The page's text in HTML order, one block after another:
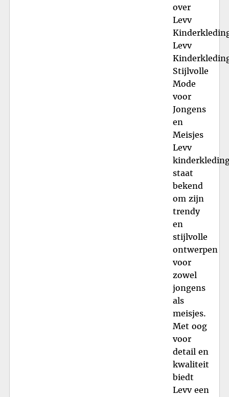
over
Levv
Levv
Stijlvolle
Mode
voor
Jongens
en
Meisjes
Levv
staat
bekend
om zijn
trendy
en
stijlvolle
ontwerpen
voor
zowel
jongens
als
meisjes.
Met oog
voor
detail en
kwaliteit
biedt
Levv een